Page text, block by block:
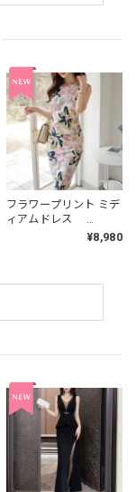
フラワープリント ミデ
ィアムドレス
¥8,980